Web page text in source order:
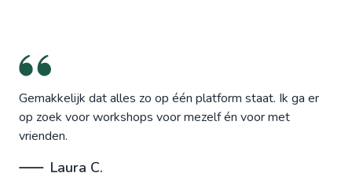
Gemakkelijk dat alles zo op één platform staat. Ik ga er
op zoek voor workshops voor mezelf én voor met
vrienden.
Laura C.